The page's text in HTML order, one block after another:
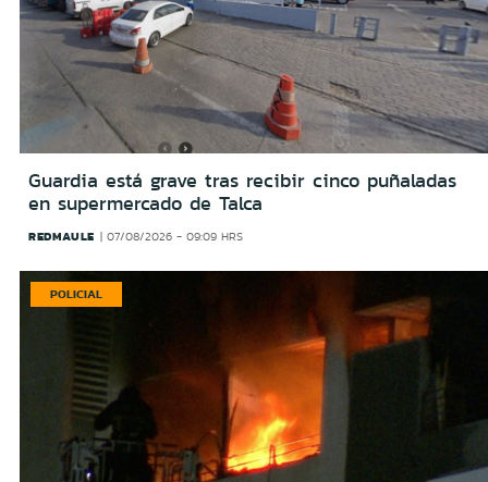
Guardia está grave tras recibir cinco puñaladas
en supermercado de Talca
REDMAULE 07/08/2026 - 09:09 HRS
POLICIAL